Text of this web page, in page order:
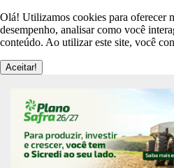
Olá! Utilizamos cookies para oferecer
desempenho, analisar como você
conteúdo. Ao utilizar este site, você
Aceitar!